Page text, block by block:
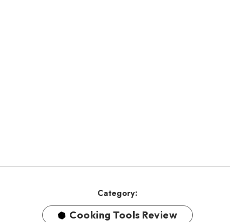
Category:
Cooking Tools Review